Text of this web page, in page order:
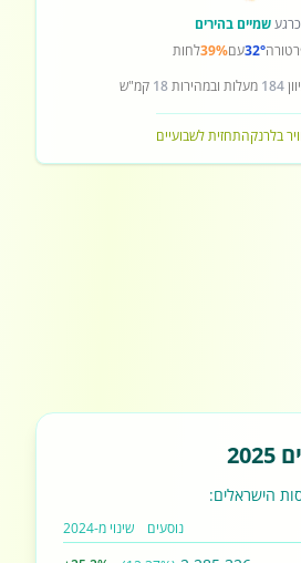
כרגעשמיים בהירים
32°עם39%לחות
184 מעלות ובמהירות18 קמ"ש
בלרנקהתחזית לשבועיים
הישראלים:
נוסעים שינוי מ-2024